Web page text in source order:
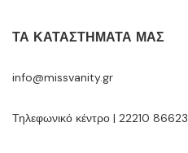
ΤΑ ΚΑΤΑΣΤΉΜΑΤΆ ΜΑΣ
info@missvanity.gr
Τηλεφωνικό κέντρο | 22210 86623